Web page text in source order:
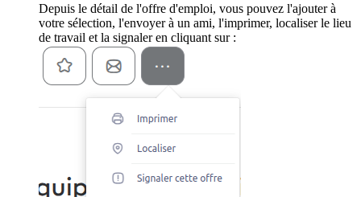
Depuis le détail de l'offre d'emploi, vous pouvez l'ajouter à
votre sélection, l'envoyer à un ami, l'imprimer, localiser le lieu
de travail et la signaler en cliquant sur :